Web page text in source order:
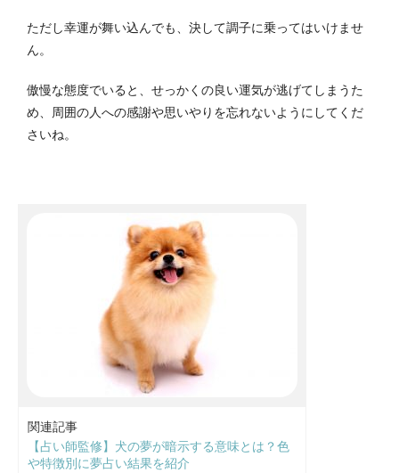
ただし幸運が舞い込んでも、決して調子に乗ってはいけませ
ん。
傲慢な態度でいると、せっかくの良い運気が逃げてしまうた
め、周囲の人への感謝や思いやりを忘れないようにしてくだ
さいね。
関連記事
【占い師監修】犬の夢が暗示する意味とは？色
や特徴別に夢占い結果を紹介